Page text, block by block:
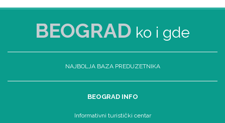
BEOGRAD ko i gde
NAJBOLJA BAZA PREDUZETNIKA
BEOGRAD INFO
Informativni turistički centar